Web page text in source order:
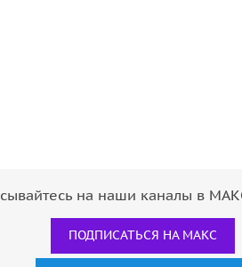
на наши каналы в
ПОДПИСАТЬСЯ НА МАКС